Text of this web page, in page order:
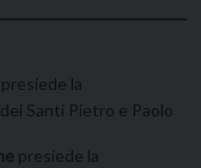
presiede la
Santi Pietro e Paolo
presiede la